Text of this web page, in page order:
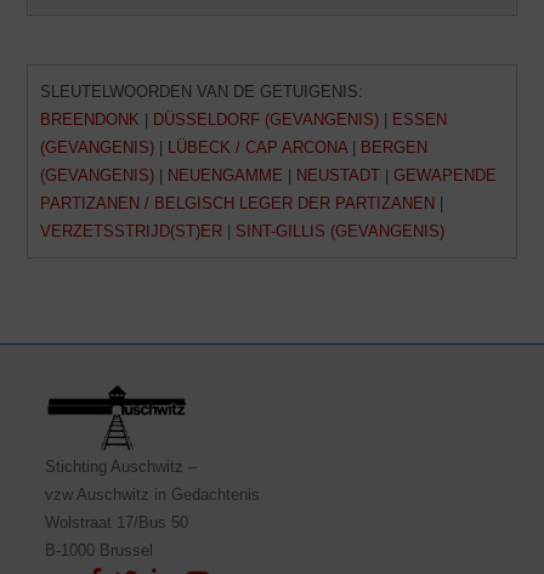
s
p
SLEUTELWOORDEN VAN DE GETUIGENIS:
BREENDONK | DÜSSELDORF (GEVANGENIS) | ESSEN
(GEVANGENIS) | LÜBECK / CAP ARCONA | BERGEN
(GEVANGENIS) | NEUENGAMME | NEUSTADT |GEWAPENDE
PARTIZANEN / BELGISCH LEGER DER PARTIZANEN |
VERZETSSTRIJD(ST)ER | SINT-GILLIS (GEVANGENIS)
Stichting Auschwitz –
vzw Auschwitz in Gedachtenis
Wolstraat 17/Bus 50
B-1000 Brussel